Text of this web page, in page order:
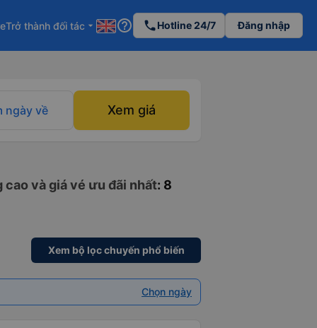
Trở thành đối tác arrow_drop_down help_outline phoneHotline 24/7 Đăng nhập
ngày về Xem giá
cao và giá vé ưu đãi nhất: 8
Xem bộ lọc chuyến phổ biến
Chọn ngày